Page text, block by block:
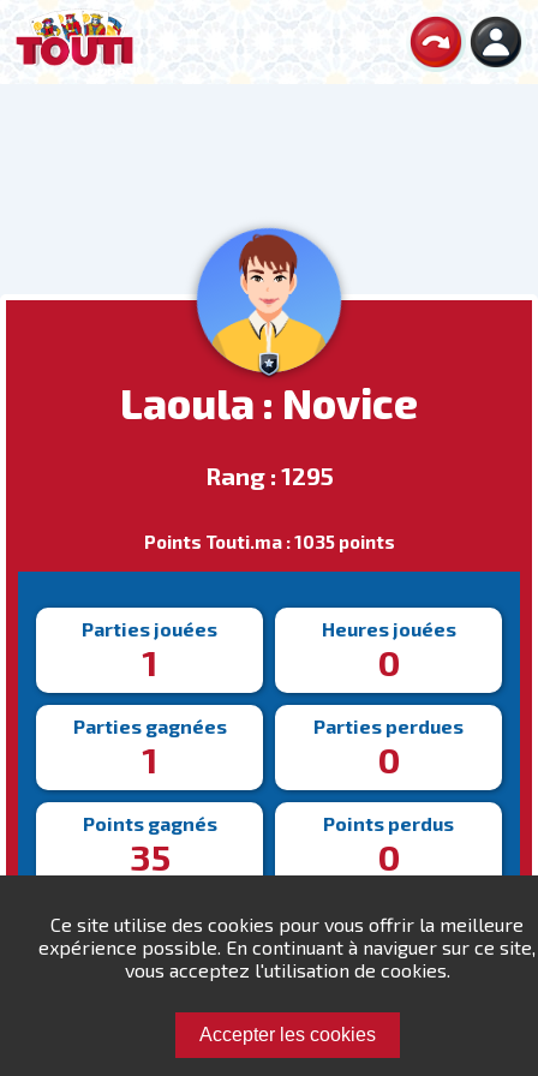
Ce site utilise des cookies pour vous offrir la meilleure
expérience possible. En continuant à naviguer sur ce site,
vous acceptez l'utilisation de cookies.
Accepter les cookies
Laoula : Novice
Rang : 1295
Points Touti.ma : 1035 points
Parties jouées
1
Heures jouées
0
Parties gagnées
1
Parties perdues
0
Points gagnés
35
Points perdus
0
Victoire la plus rapide
241s
Victoire la plus lente
241s
Défiez Laoula !